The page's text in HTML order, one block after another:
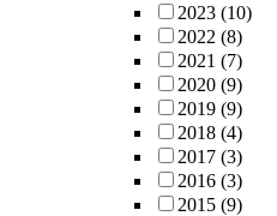
2023 (10)
2022 (8)
2021 (7)
2020 (9)
2019 (9)
2018 (4)
2017 (3)
2016 (3)
2015 (9)